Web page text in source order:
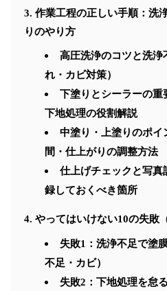
作業工程の正しい手順：
りのやり方
高圧洗浄のコツと洗浄
れ・カビ対策）
下塗りとシーラーの重
下地処理の役割解説
中塗り・上塗りのポイ
間・仕上がりの調整方法
仕上げチェックと写真
録しておくべき箇所
やってはいけない10の失敗
失敗1：洗浄不足で塗
不足・カビ）
失敗2：下地処理を怠